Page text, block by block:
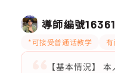
導師編號
*可接受普通话教学
【基本情況】